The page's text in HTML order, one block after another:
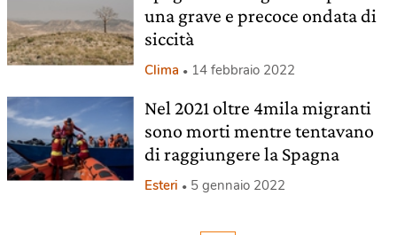
una grave e precoce ondata di
siccità
Clima 14 febbraio 2022
Nel 2021 oltre 4mila migranti
sono morti mentre tentavano
di raggiungere la Spagna
Esteri 5 gennaio 2022